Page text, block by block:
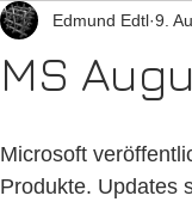
MS
Edmund Edtl 9.
Microsoft
Produkte. Updates